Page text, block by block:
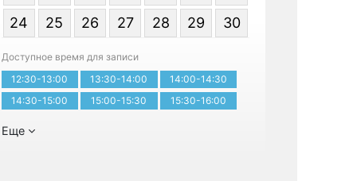
24
25 26 27 28 29 30
Доступное время для записи
12:30-13:00
13:30-14:00
14:00-14:30
14:30-15:00
15:00-15:30 15:30-16:00
Еще